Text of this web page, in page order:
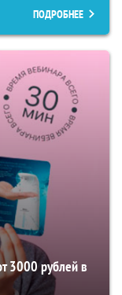
ПОДРОБНЕЕ
3000 рублей в